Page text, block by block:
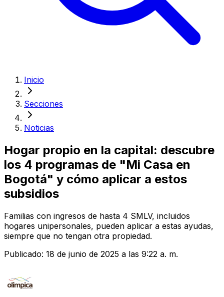
Inicio
Secciones
Noticias
Hogar propio en la capital: descubre
los 4 programas de "Mi Casa en
Bogotá" y cómo aplicar a estos
subsidios
Familias con ingresos de hasta 4 SMLV, incluidos
hogares unipersonales, pueden aplicar a estas ayudas,
siempre que no tengan otra propiedad.
Publicado: 18 de junio de 2025 a las 9:22 a. m.